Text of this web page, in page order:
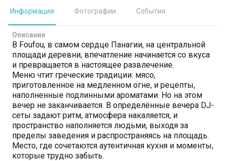
Информация Фотографии События
Описание
В Foufou, в самом сердце Панагии, на центральной
площади деревни, впечатление начинается со вкуса
и превращается в настоящее развлечение.
Меню чтит греческие традиции: мясо,
приготовленное на медленном огне, и рецепты,
наполненные подлинными ароматами. Но на этом
вечер не заканчивается. В определённые вечера DJ-
сеты задают ритм, атмосфера накаляется, и
пространство наполняется людьми, выходя за
пределы заведения и распространяясь на площадь.
Место, где сочетаются аутентичная кухня и моменты,
которые трудно забыть.